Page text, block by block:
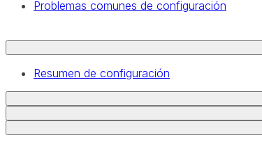
Problemas comunes de configuración
Resumen de configuración